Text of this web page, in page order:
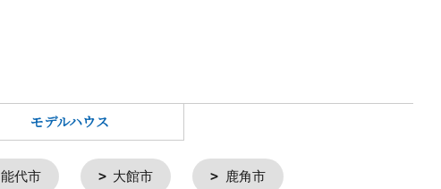
モデルハウス
能代市 大館市 鹿角市